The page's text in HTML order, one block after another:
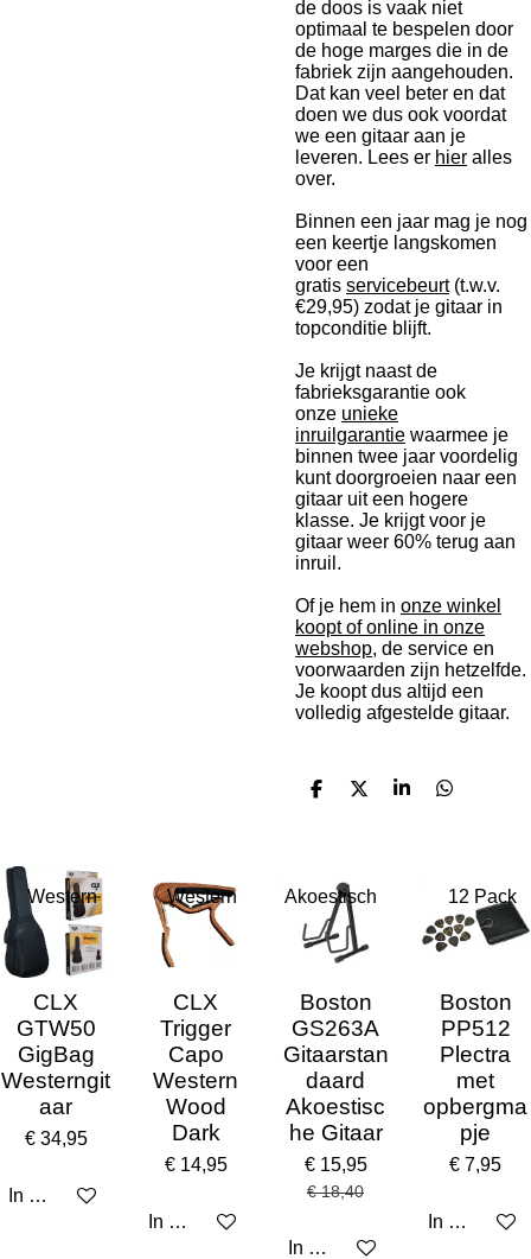
de doos is vaak niet
optimaal te bespelen door
de hoge marges die in de
fabriek zijn aangehouden.
Dat kan veel beter en dat
doen we dus ook voordat
we een gitaar aan je
leveren. Lees er hier alles
over.
Binnen een jaar mag je nog
een keertje langskomen
voor een
gratis servicebeurt (t.w.v.
€29,95) zodat je gitaar in
topconditie blijft.
Je krijgt naast de
fabrieksgarantie ook
onze unieke
inruilgarantie waarmee je
binnen twee jaar voordelig
kunt doorgroeien naar een
gitaar uit een hogere
klasse. Je krijgt voor je
gitaar weer 60% terug aan
inruil.
Of je hem in onze winkel
koopt of online in onze
webshop, de service en
voorwaarden zijn hetzelfde.
Je koopt dus altijd een
volledig afgestelde gitaar.
D
D
S
D
Western
CLX
GTW50
GigBag
Westerngit
aar
€ 34,95
In winkelwagen
Western
CLX
Trigger
Capo
Western
Wood
Dark
€ 14,95
In winkelwagen
Akoestisch
Boston
GS263A
Gitaarstan
daard
Akoestisc
he Gitaar
€ 15,95
€ 18,40
In winkelwagen
12 Pack
Boston
PP512
Plectra
met
opbergma
pje
€ 7,95
In